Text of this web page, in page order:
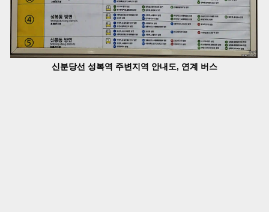
신분당선 성복역 주변지역 안내도, 연계 버스